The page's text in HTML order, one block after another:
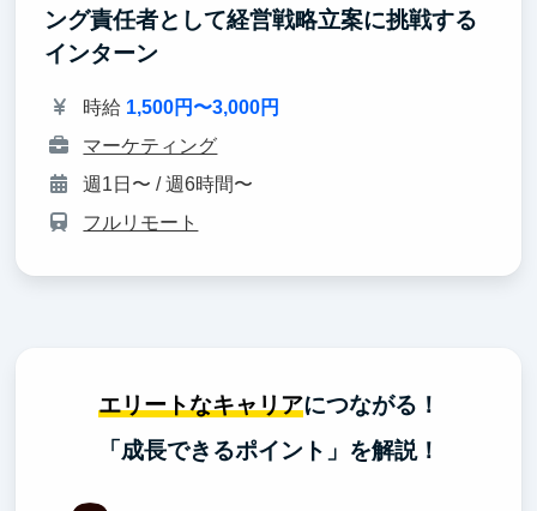
ング責任者として経営戦略立案に挑戦する
インターン
時給 1,500円〜3,000円
マーケティング
週1日〜 / 週6時間〜
フルリモート
エリートなキャリアにつながる！
「成長できるポイント」を解説！